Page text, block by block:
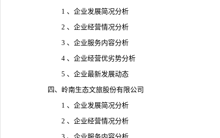
1 、企业发展简况分析
2 、企业经营情况分析
3 、企业服务内容分析
4 、企业经营优劣势分析
5 、企业最新发展动态
四、岭南生态文旅股份有限公司
1 、企业发展简况分析
2 、企业经营情况分析